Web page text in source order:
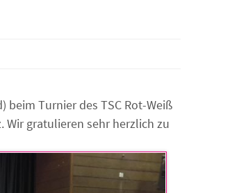
Turnier des TSC Rot-Weiß
Wir gratulieren sehr herzlich zu